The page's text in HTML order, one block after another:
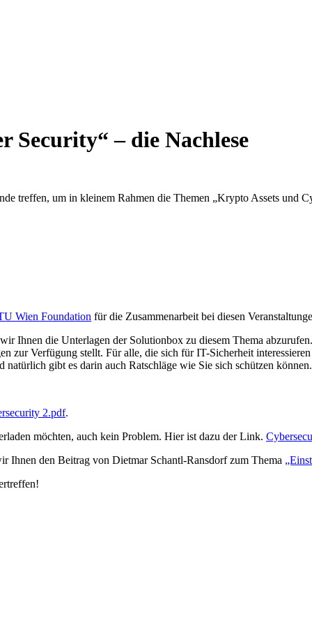
– die Nachlese
treffen, um in kleinem Rahmen die Themen „Krypto Assets und
Wien Foundation für die Zusammenarbeit bei diesen
Ihnen die Unterlagen der Solutionbox zu diesem Thema
zur Verfügung stellt. Für alle, die sich für IT-Sicherheit
gibt es darin auch Ratschläge wie Sie sich schützen
2.pdf.
möchten, auch kein Problem. Hier ist dazu der Link.
Ihnen den Beitrag von Dietmar Schantl-Ransdorf zum Thema